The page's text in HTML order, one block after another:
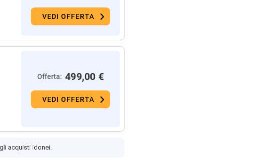
VEDI OFFERTA
Offerta: 499,00 €
VEDI OFFERTA
acquisti idonei.